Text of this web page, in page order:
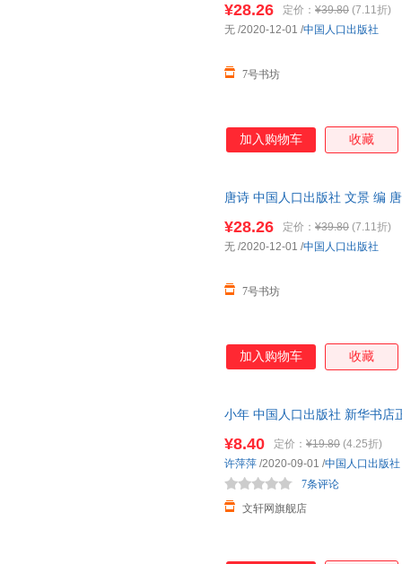
¥28.26 定价： ¥39.80 (7.11折)
7号书坊
无 /2020-12-01 /中国人口出版社
加入购物车 收藏
唐诗 中国人口出版社 文景 编
¥28.26 定价： ¥39.80 (7.11折)
7号书坊
无 /2020-12-01 /中国人口出版社
加入购物车 收藏
小年 中国人口出版社 新华书店
¥8.40 定价： ¥19.80 (4.25折)
文轩网旗舰店
7条评论
许萍萍 /2020-09-01 /中国人口出版社